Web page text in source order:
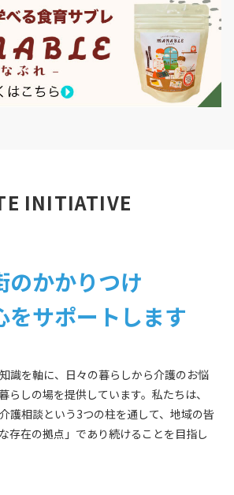
INITIATIVE
のかかりつけ
をサポートします
識を軸に、日々の暮らしから介護のお悩
らしの場を提供しています。私たちは、
護相談という3つの柱を通して、地域の皆
存在の拠点」であり続けることを目指し